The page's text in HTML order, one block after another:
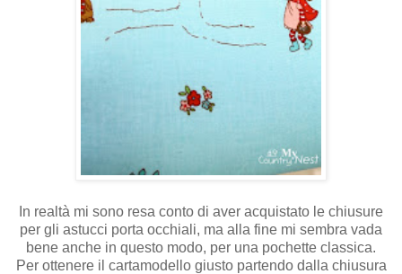
In realtà mi sono resa conto di aver acquistato le chiusure
per gli astucci porta occhiali, ma alla fine mi sembra vada
bene anche in questo modo, per una pochette classica.
Per ottenere il cartamodello giusto partendo dalla chiusura